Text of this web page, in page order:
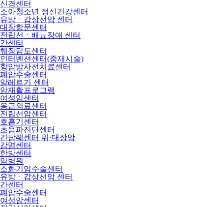
신경센터
소아청소년 정신건강센터
유방ㆍ갑상선암 센터
대장항문센터
전립선ㆍ배뇨장애 센터
간센터
췌장담도센터
인터벤션센터(중재시술)
항암방사선치료센터
폐암수술센터
알레르기 센터
암재활프로그램
여성암센터
응급의료센터
전립선암센터
호흡기센터
초음파진단센터
간담췌센터 위·대장암
감염센터
한방센터
암병원
소화기암수술센터
유방ㆍ갑상선암 센터
간센터
폐암수술센터
여성암센터